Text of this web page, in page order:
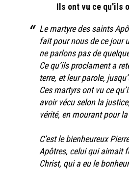
Ils ont vu ce qu'ils
Le martyre des saints
fait pour nous de ce jour
ne parlons pas de
Ce qu’ils proclament a
terre, et leur parole,
Ces martyrs ont vu ce
avoir vécu selon la
vérité, en mourant pour
C’est le bienheureux
Apôtres, celui qui aimait
Christ, qui a eu le